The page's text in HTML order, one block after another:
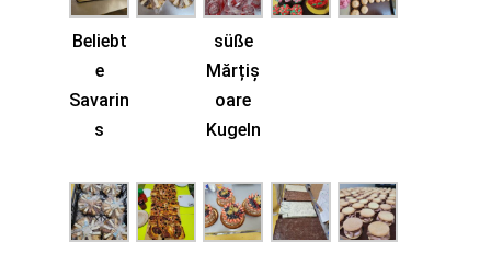
Beliebt
e
Savarin
s
süße
Mărțiș
oare
Kugeln